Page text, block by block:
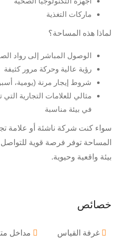
ماركات التغذية
لماذا هذه المساحة؟
الوصول المباشر إلى رواد
رؤية عالية وحركة مرور كثيفة
شروط إيجار مرنة (يومية،
مثالي للعلامات التجارية
في بيئة مناسبة
سواء كنت شركة ناشئة أو علامة
المساحة توفر فرصة قوية
بيئة واقعية وحيوية.
خصائص
غرفة القياس مداخل